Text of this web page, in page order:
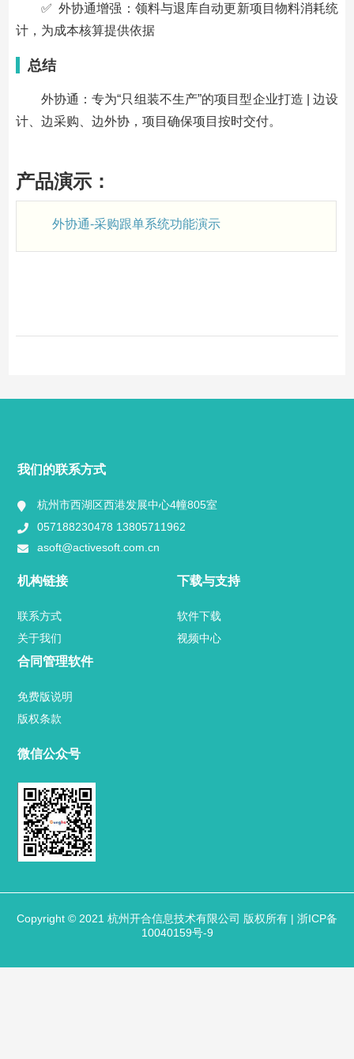
✅ 外协通增强：领料与退库自动更新项目物料消耗统
计，为成本核算提供依据
总结
外协通：专为“只组装不生产”的项目型企业打造 | 边设
计、边采购、边外协，项目确保项目按时交付。
产品演示：
外协通-采购跟单系统功能演示
我们的联系方式
杭州市西湖区西港发展中心4幢805室
057188230478 13805711962
asoft@activesoft.com.cn
机构链接
联系方式
关于我们
下载与支持
软件下载
视频中心
合同管理软件
免费版说明
版权条款
微信公众号
Copyright © 2021 杭州开合信息技术有限公司 版权所有 | 浙ICP备
10040159号-9